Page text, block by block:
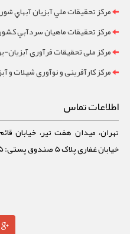
مرکز تحقيقات ملي آبزيان آبهاي
مرکز تحقيقات ماهيان سردآبي
مرکز ملی تحقیقات فرآوری آبزیان-
مرکز کارآفرینی و نوآوری شیلات و
اطلاعات تماس
تهران، میدان هفت تیر، خیابان
خیابان غفاری پلاک 5 صندوق پستی: 15745-133 و کد پستی: 1588733111